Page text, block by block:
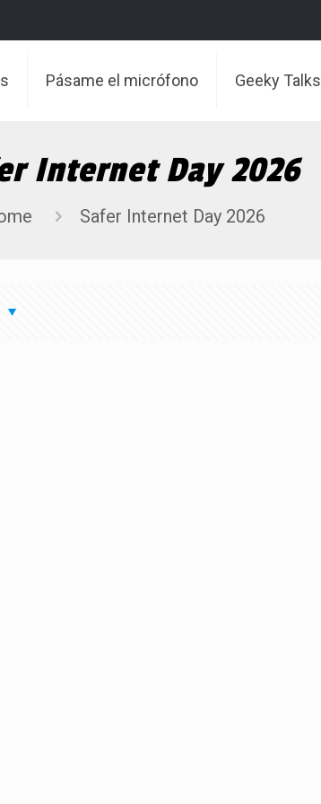
Pásame el micrófono Geeky Talks
Internet Day 2026
Safer Internet Day 2026